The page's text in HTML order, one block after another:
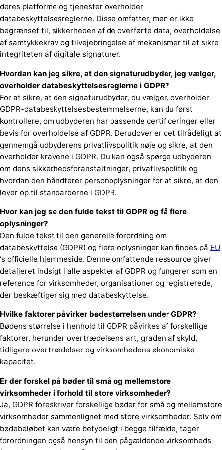
deres platforme og tjenester overholder
databeskyttelsesreglerne. Disse omfatter, men er ikke
begrænset til, sikkerheden af de overførte data, overholdelse
af samtykkekrav og tilvejebringelse af mekanismer til at sikre
integriteten af digitale signaturer.
Hvordan kan jeg sikre, at den signaturudbyder, jeg vælger,
overholder databeskyttelsesreglerne i GDPR?
For at sikre, at den signaturudbyder, du vælger, overholder
GDPR-databeskyttelsesbestemmelserne, kan du først
kontrollere, om udbyderen har passende certificeringer eller
bevis for overholdelse af GDPR. Derudover er det tilrådeligt at
gennemgå udbyderens privatlivspolitik nøje og sikre, at den
overholder kravene i GDPR. Du kan også spørge udbyderen
om dens sikkerhedsforanstaltninger, privatlivspolitik og
hvordan den håndterer personoplysninger for at sikre, at den
lever op til standarderne i GDPR.
Hvor kan jeg se den fulde tekst til GDPR og få flere
oplysninger?
Den fulde tekst til den generelle forordning om
databeskyttelse (GDPR) og flere oplysninger kan findes på EU
‘s officielle hjemmeside. Denne omfattende ressource giver
detaljeret indsigt i alle aspekter af GDPR og fungerer som en
reference for virksomheder, organisationer og registrerede,
der beskæftiger sig med databeskyttelse.
Hvilke faktorer påvirker bødestørrelsen under GDPR?
Bødens størrelse i henhold til GDPR påvirkes af forskellige
faktorer, herunder overtrædelsens art, graden af skyld,
tidligere overtrædelser og virksomhedens økonomiske
kapacitet.
Er der forskel på bøder til små og mellemstore
virksomheder i forhold til store virksomheder?
Ja, GDPR foreskriver forskellige bøder for små og mellemstore
virksomheder sammenlignet med store virksomheder. Selv om
bødebeløbet kan være betydeligt i begge tilfælde, tager
forordningen også hensyn til den pågældende virksomheds